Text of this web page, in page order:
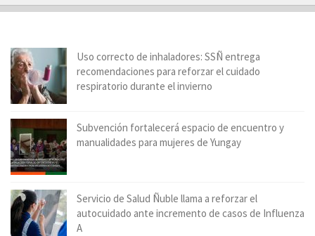
Uso correcto de inhaladores: SSÑ entrega
recomendaciones para reforzar el cuidado
respiratorio durante el invierno
Subvención fortalecerá espacio de encuentro y
manualidades para mujeres de Yungay
Servicio de Salud Ñuble llama a reforzar el
autocuidado ante incremento de casos de Influenza
A